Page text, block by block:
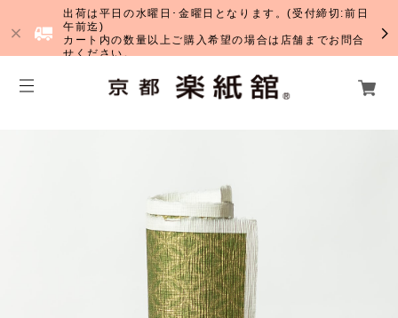
出荷は平日の水曜日･金曜日となります。(受付締切:前日
午前迄)
カート内の数量以上ご購入希望の場合は店舗までお問合
せください。